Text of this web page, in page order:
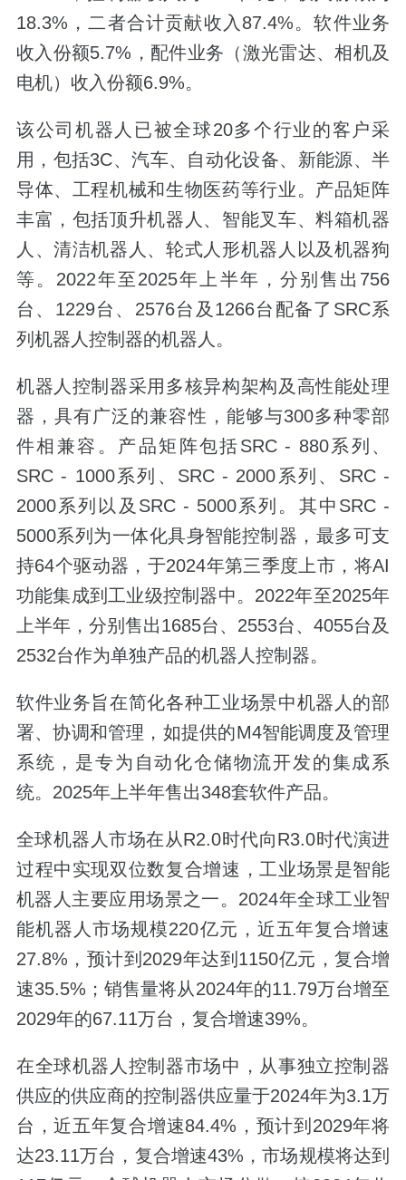
18.3%，二者合计贡献收入87.4%。软件业务
收入份额5.7%，配件业务（激光雷达、相机及
电机）收入份额6.9%。
该公司机器人已被全球20多个行业的客户采
用，包括3C、汽车、自动化设备、新能源、半
导体、工程机械和生物医药等行业。产品矩阵
丰富，包括顶升机器人、智能叉车、料箱机器
人、清洁机器人、轮式人形机器人以及机器狗
等。2022年至2025年上半年，分别售出756
台、1229台、2576台及1266台配备了SRC系
列机器人控制器的机器人。
机器人控制器采用多核异构架构及高性能处理
器，具有广泛的兼容性，能够与300多种零部
件相兼容。产品矩阵包括SRC - 880系列、
SRC - 1000系列、SRC - 2000系列、SRC -
2000系列以及SRC - 5000系列。其中SRC -
5000系列为一体化具身智能控制器，最多可支
持64个驱动器，于2024年第三季度上市，将AI
功能集成到工业级控制器中。2022年至2025年
上半年，分别售出1685台、2553台、4055台及
2532台作为单独产品的机器人控制器。
软件业务旨在简化各种工业场景中机器人的部
署、协调和管理，如提供的M4智能调度及管理
系统，是专为自动化仓储物流开发的集成系
统。2025年上半年售出348套软件产品。
全球机器人市场在从R2.0时代向R3.0时代演进
过程中实现双位数复合增速，工业场景是智能
机器人主要应用场景之一。2024年全球工业智
能机器人市场规模220亿元，近五年复合增速
27.8%，预计到2029年达到1150亿元，复合增
速35.5%；销售量将从2024年的11.79万台增至
2029年的67.11万台，复合增速39%。
在全球机器人控制器市场中，从事独立控制器
供应的供应商的控制器供应量于2024年为3.1万
台，近五年复合增速84.4%，预计到2029年将
达23.11万台，复合增速43%，市场规模将达到